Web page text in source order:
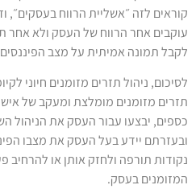
קוראים לזה ״אשליית הרווח בעסקים״,
עוקבים אחר הרווח של העסק ולא אחר
לקבל תמונה אמיתית על מצב
לסיכום, ניהול תזרים מזומנים חיוני
תזרים מזומנים מומלצת ומעקב של
כספים, יבצעו עבור העסק את הניהול
ובעזרתם יידע בעל העסק את מצבו
נקודות תורפה ולחזק אותן או
המזומנים בעסק.